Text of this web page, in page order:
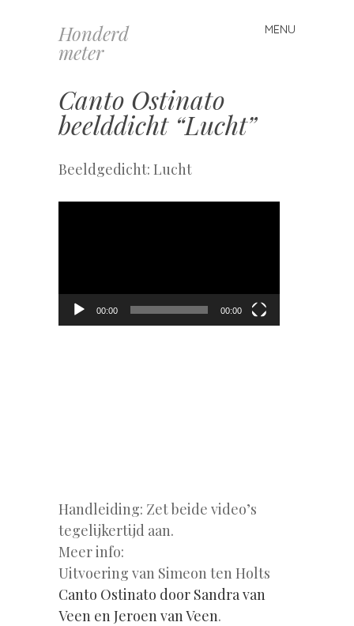
Honderd
meter
MENU
Spring
naar
Canto Ostinato
beelddicht “Lucht”
Beeldgedicht: Lucht
00:00 00:00
Handleiding: Zet beide video’s
tegelijkertijd aan.
Meer info:
Uitvoering van Simeon ten Holts
Canto Ostinato door Sandra van
Veen en Jeroen van Veen.